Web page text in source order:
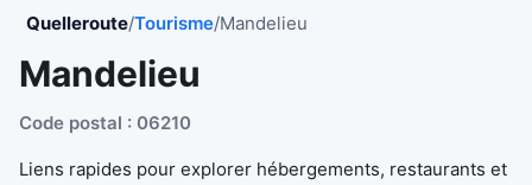
Quelleroute/Tourisme/Mandelieu
Mandelieu
Code postal : 06210
Liens rapides pour explorer hébergements, restaurants et